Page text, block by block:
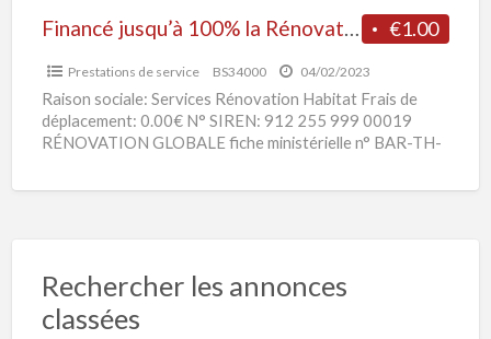
€1.00
Financé jusqu’à 100% la Rénovation Globale de votre logement
Prestations de service BS34000 04/02/2023
Raison sociale: Services Rénovation Habitat Frais de
déplacement: 0.00€ N° SIREN: 912 255 999 00019
RÉNOVATION GLOBALE fiche ministérielle n° BAR-TH-
Rechercher les annonces
classées